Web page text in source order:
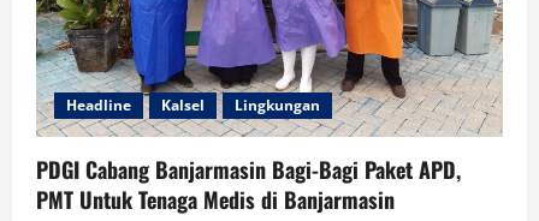
Headline Kalsel Lingkungan
PDGI Cabang Banjarmasin Bagi-Bagi Paket APD,
PMT Untuk Tenaga Medis di Banjarmasin